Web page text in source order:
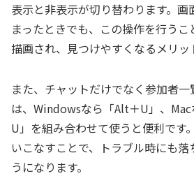
表示と非表示が切り替わります。画
まったときでも、この操作を行う
描画され、見つけやすくなるメリッ
また、チャットだけでなく参加者
は、Windowsなら「Alt＋U」、
U」を組み合わせて使うと便利です
いこなすことで、トラブル時にも
うになります。